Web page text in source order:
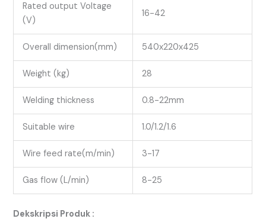
Rated output Voltage
(V)
16-42
Overall dimension(mm) 540x220x425
Weight (kg) 28
Welding thickness 0.8-22mm
Suitable wire 1.0/1.2/1.6
Wire feed rate(m/min) 3-17
Gas flow (L/min) 8-25
Dekskripsi Produk :